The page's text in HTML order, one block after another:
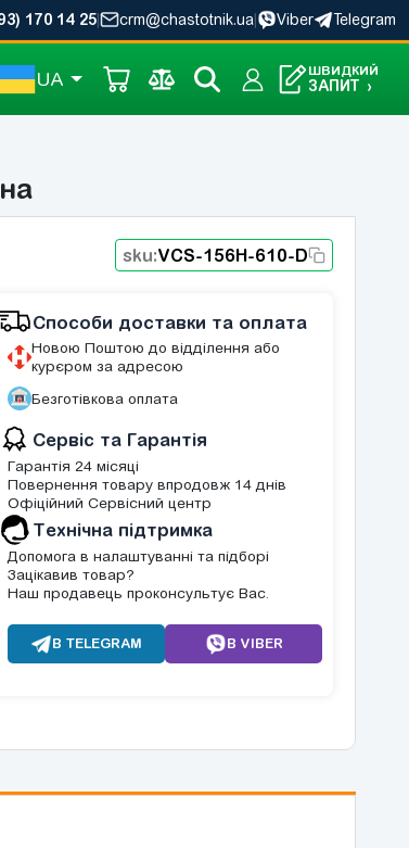
170 14 25 crm@chastotnik.ua Viber Telegram
UA ШВИДКИЙ
ЗАПИТ ›
sku:VCS-156H-610-D
Способи доставки та оплата
Новою Поштою до відділення або
курєром за адресою
Безготівкова оплата
Сервіс та Гарантія
Гарантія 24 місяці
Повернення товару впродовж 14 днів
Офіційний Сервісний центр
Tехнічна підтримка
Допомога в налаштуванні та підборі
Зацікавив товар?
Наш продавець проконсультує Вас.
В TELEGRAM В VIBER